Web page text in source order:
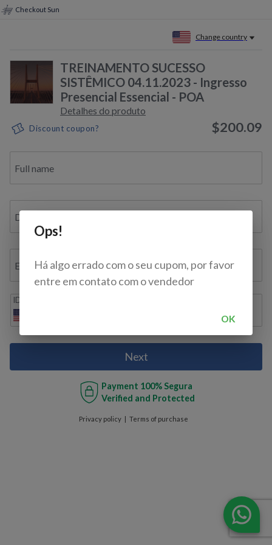
Checkout Sun
Change country
TREINAMENTO SUCESSO
SISTÊMICO 04.11.2023 - Ingresso
Presencial Essencial - POA
Detalhes do produto
Discount coupon? $200.09
Full name
Document ID / VAT / TAX ID / Bil. de Identidade
E-mail
IDD
Next
Payment 100% Segura
Verified and Protected
Privacy policy Terms of purchase
Ops!
Há algo errado com o seu cupom, por favor
entre em contato com o vendedor
OK